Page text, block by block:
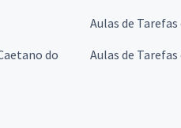
Aulas de
do
Aulas de